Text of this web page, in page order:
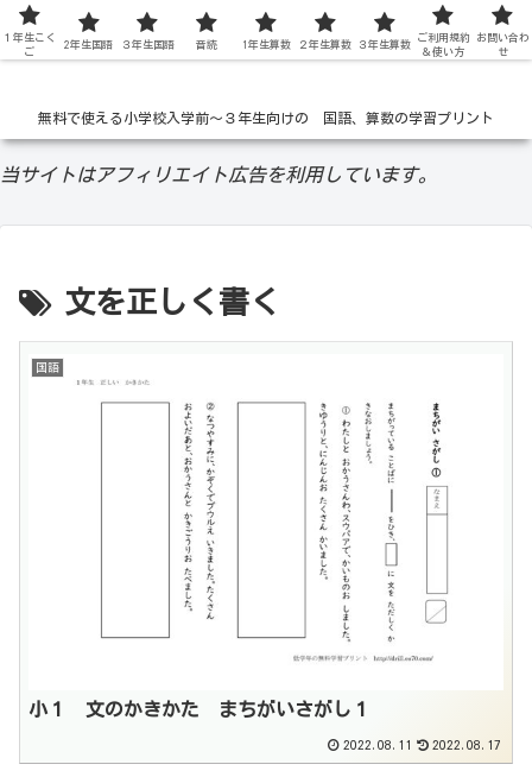
低学年の無料学習ドリル
無料で使える小学校入学前〜３年生向けの 国語、算数の学習プリント
当サイトはアフィリエイト広告を利用しています。
文を正しく書く
国語
小１ 文のかきかた まちがいさがし１
2022.08.11 2022.08.17
１年生こく
ご
2年生国語 ３年生国語 音読 1年生算数 ２年生算数 ３年生算数
ご利用規約
＆使い方
お問い合わ
せ